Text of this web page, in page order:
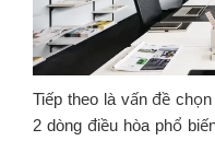
Tiếp theo là vấn đề
2 dòng điều hòa phổ